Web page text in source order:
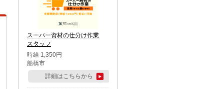
スーパー資材の仕分け作業
スタッフ
時給 1,350円
船橋市
詳細はこちらから